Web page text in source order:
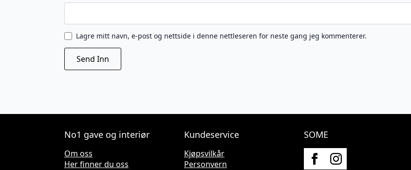
Lagre mitt navn, e-post og nettside i denne nettleseren for neste gang jeg kommenterer.
No1 gave og interiør
Om oss
Her finner du oss
Kundeservice
Kjøpsvilkår
Personvern
SOME